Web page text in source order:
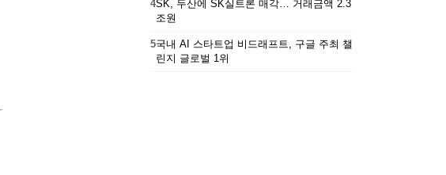
4SK, 두산에 SK실트론 매각… 거래금액 2.3
조원
5국내 AI 스타트업 비드래프트, 구글 주최 챌
린지 글로벌 1위